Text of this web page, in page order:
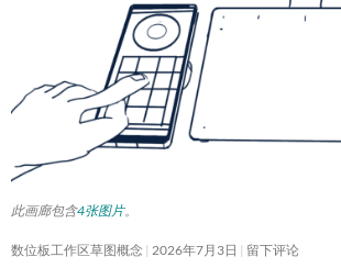
此画廊包含4张图片。
数位板工作区草图概念 2026年7月3日 留下评论